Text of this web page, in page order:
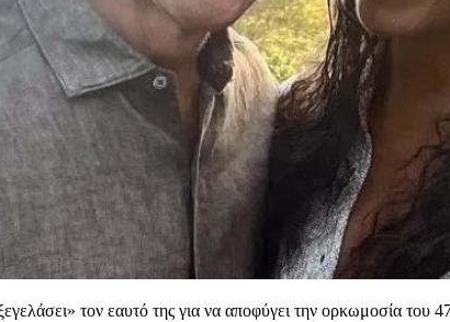
τον εαυτό της για να αποφύγει την ορκωμοσία